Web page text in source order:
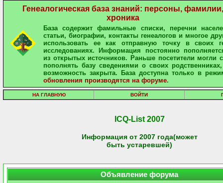
Генеалогическая база знаний: персоны, фамилии,
хроника
База содержит фамильные списки, перечни
статьи, биографии, контакты генеалогов и многое
использовать ее как отправную точку в своих
исследованиях. Информация постоянно
из открытых источников. Раньше посетители могли
пополнять базу сведениями о своих
возможность закрыта. База доступна только в
обновления производятся на форуме.
НА ГЛАВНУЮ ВОЙТИ
ICQ-List 2007
Информация от 2007 года(может
быть устаревшей)
Объявление форума